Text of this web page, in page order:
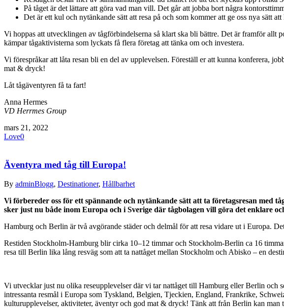
På tåget är det lättare att göra vad man vill. Det går att jobba bort några
Det är ett kul och nytänkande sätt att resa på och som kommer att ge oss nya sätt
Vi hoppas att utvecklingen av tågförbindelserna så klart ska bli bättre. Det är framför allt
kämpar tågaktivisterna som lyckats få flera företag att tänka om och investera.
Vi förespråkar att låta resan bli en del av upplevelsen. Föreställ er att kunna konferera,
mat & dryck!
Låt tågäventyren få ta fart!
Anna Hermes
VD Herrmes Group
mars 21, 2022
Love0
Äventyra med tåg till Europa!
By adminBlogg, Destinationer, Hållbarhet
Vi förbereder oss för ett spännande och nytänkande sätt att ta företagsresan med
sker just nu både inom Europa och i Sverige där tågbolagen vill göra det enklare
Hamburg och Berlin är två avgörande städer och delmål för att resa vidare ut i Europa.
Restiden Stockholm-Hamburg blir cirka 10–12 timmar och Stockholm-Berlin ca 16
resa till Berlin lika lång resväg som att ta nattåget mellan Stockholm och Abisko – en
Vi utvecklar just nu olika reseupplevelser där vi tar nattåget till Hamburg eller Berlin och
intressanta resmål i Europa som Tyskland, Belgien, Tjeckien, England, Frankrike,
kulturupplevelser, aktiviteter, äventyr och god mat & dryck! Tänk att från Berlin kan man